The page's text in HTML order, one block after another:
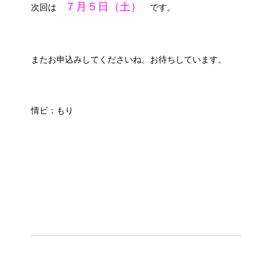
次回は ７月５日（土） です。
またお申込みしてくださいね。お待ちしています。
情ビ：もり